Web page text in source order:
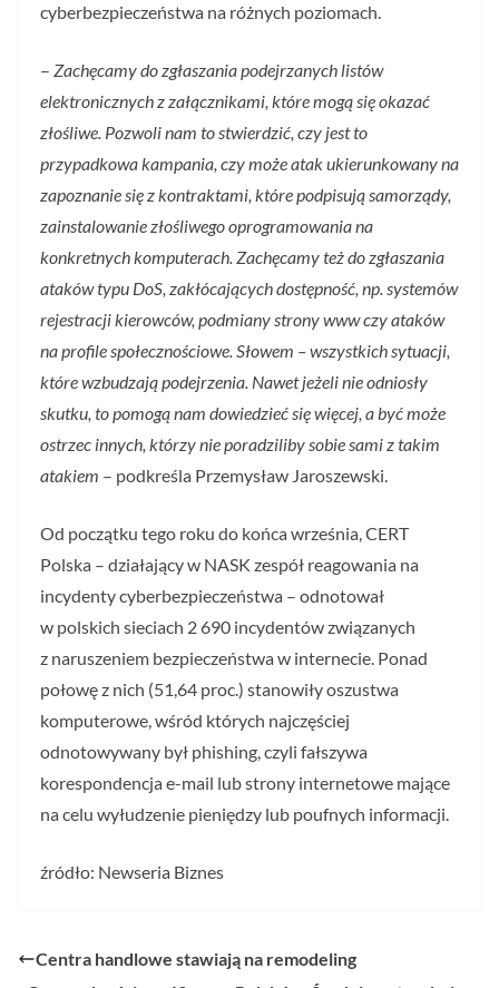
cyberbezpieczeństwa na różnych poziomach.
– Zachęcamy do zgłaszania podejrzanych listów
elektronicznych z załącznikami, które mogą się okazać
złośliwe. Pozwoli nam to stwierdzić, czy jest to
przypadkowa kampania, czy może atak ukierunkowany na
zapoznanie się z kontraktami, które podpisują samorządy,
zainstalowanie złośliwego oprogramowania na
konkretnych komputerach. Zachęcamy też do zgłaszania
ataków typu DoS, zakłócających dostępność, np. systemów
rejestracji kierowców, podmiany strony www czy ataków
na profile społecznościowe. Słowem – wszystkich sytuacji,
które wzbudzają podejrzenia. Nawet jeżeli nie odniosły
skutku, to pomogą nam dowiedzieć się więcej, a być może
ostrzec innych, którzy nie poradziliby sobie sami z takim
atakiem – podkreśla Przemysław Jaroszewski.
Od początku tego roku do końca września, CERT
Polska – działający w NASK zespół reagowania na
incydenty cyberbezpieczeństwa – odnotował
w polskich sieciach 2 690 incydentów związanych
z naruszeniem bezpieczeństwa w internecie. Ponad
połowę z nich (51,64 proc.) stanowiły oszustwa
komputerowe, wśród których najczęściej
odnotowywany był phishing, czyli fałszywa
korespondencja e-mail lub strony internetowe mające
na celu wyłudzenie pieniędzy lub poufnych informacji.
źródło: Newseria Biznes
Centra handlowe stawiają na remodeling